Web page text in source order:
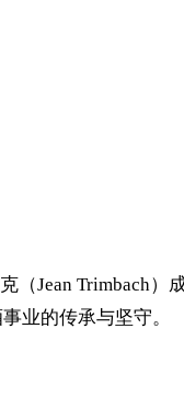
Jean Trimbach）
业的传承与坚守。